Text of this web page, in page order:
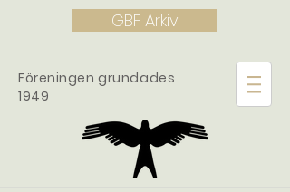
GBF Arkiv
Föreningen grundades
1949